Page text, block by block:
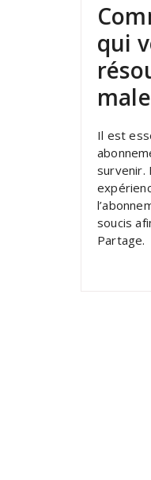
qui
Il est
survenir.
soucis
Partage.